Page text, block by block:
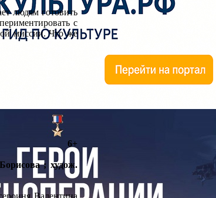
людям готовить
с
миссии. Что же
6+
; худож.
Валентина